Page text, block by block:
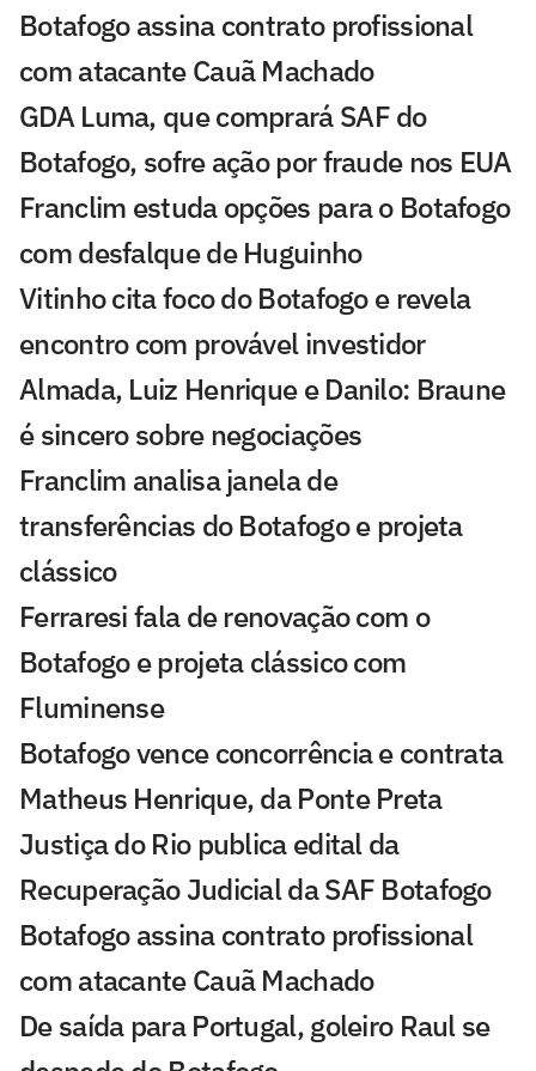
Botafogo assina contrato profissional
com atacante Cauã Machado
GDA Luma, que comprará SAF do
Botafogo, sofre ação por fraude nos EUA
Franclim estuda opções para o Botafogo
com desfalque de Huguinho
Vitinho cita foco do Botafogo e revela
encontro com provável investidor
Almada, Luiz Henrique e Danilo: Braune
é sincero sobre negociações
Franclim analisa janela de
transferências do Botafogo e projeta
clássico
Ferraresi fala de renovação com o
Botafogo e projeta clássico com
Fluminense
Botafogo vence concorrência e contrata
Matheus Henrique, da Ponte Preta
Justiça do Rio publica edital da
Recuperação Judicial da SAF Botafogo
Botafogo assina contrato profissional
com atacante Cauã Machado
De saída para Portugal, goleiro Raul se